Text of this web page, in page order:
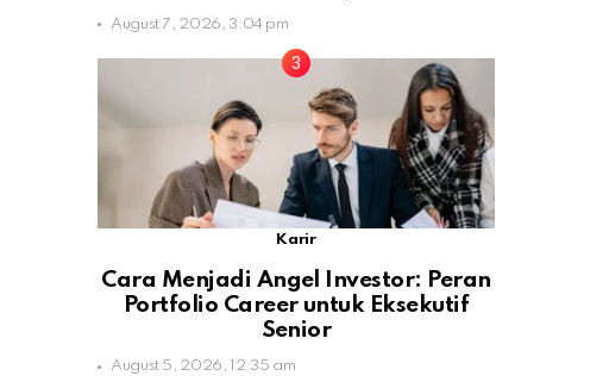
August 7, 2026, 3:04 pm
Karir
Cara Menjadi Angel Investor: Peran
Portfolio Career untuk Eksekutif
Senior
August 5, 2026, 12:35 am